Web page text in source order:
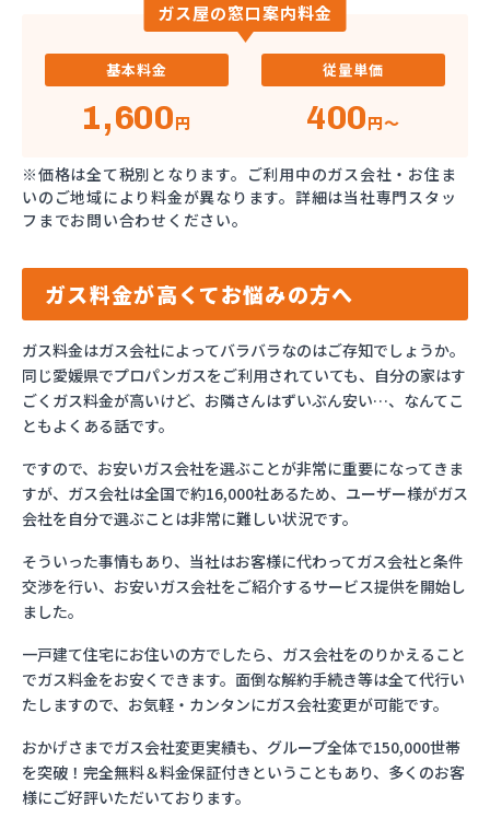
ガス屋の窓口案内料金
基本料金
1,600円
従量単価
400円～
※価格は全て税別となります。ご利用中のガス会社・お住ま
いのご地域により料金が異なります。詳細は当社専門スタッ
フまでお問い合わせください。
ガス料金が高くてお悩みの方へ
ガス料金はガス会社によってバラバラなのはご存知でしょうか。
同じ愛媛県でプロパンガスをご利用されていても、自分の家はす
ごくガス料金が高いけど、お隣さんはずいぶん安い…、なんてこ
ともよくある話です。
ですので、お安いガス会社を選ぶことが非常に重要になってきま
すが、ガス会社は全国で約16,000社あるため、ユーザー様がガス
会社を自分で選ぶことは非常に難しい状況です。
そういった事情もあり、当社はお客様に代わってガス会社と条件
交渉を行い、お安いガス会社をご紹介するサービス提供を開始し
ました。
一戸建て住宅にお住いの方でしたら、ガス会社をのりかえること
でガス料金をお安くできます。面倒な解約手続き等は全て代行い
たしますので、お気軽・カンタンにガス会社変更が可能です。
おかげさまでガス会社変更実績も、グループ全体で150,000世帯
を突破！完全無料＆料金保証付きということもあり、多くのお客
様にご好評いただいております。